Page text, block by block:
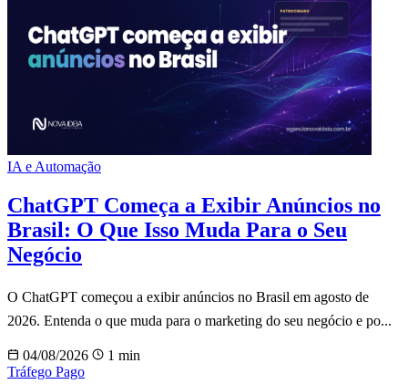
IA e Automação
ChatGPT Começa a Exibir Anúncios no
Brasil: O Que Isso Muda Para o Seu
Negócio
O ChatGPT começou a exibir anúncios no Brasil em agosto de
2026. Entenda o que muda para o marketing do seu negócio e po...
04/08/2026
1 min
Tráfego Pago